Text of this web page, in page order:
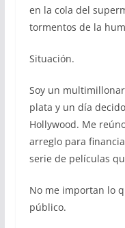
en la cola del
tormentos de la
Situación.
Soy un
plata y un día
Hollywood. Me
arreglo para
serie de películas
No me importan lo
público.